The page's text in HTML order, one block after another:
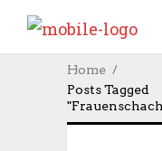
Home
Posts Tagged